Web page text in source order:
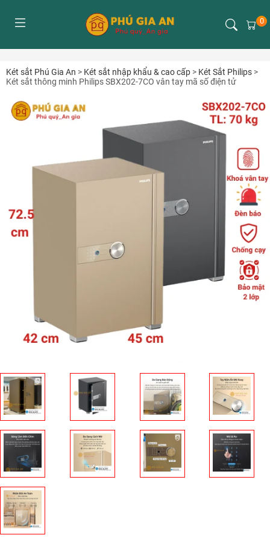
0
Két sắt Phú Gia An > Két sắt nhập khẩu & cao cấp > Két Sắt Philips >
Két sắt thông minh Philips SBX202-7CO vân tay mã số điện tử